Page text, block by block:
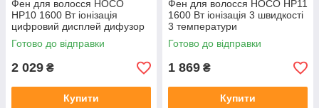
Фен для волосся HOCO
HP10 1600 Вт іонізація
цифровий дисплей дифузор
Готово до відправки
2 029 ₴
Купити
Фен для волосся HOCO HP11
1600 Вт іонізація 3 швидкості
3 температури
Готово до відправки
1 869 ₴
Купити